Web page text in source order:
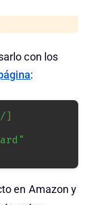
con los
:
]
en Amazon y